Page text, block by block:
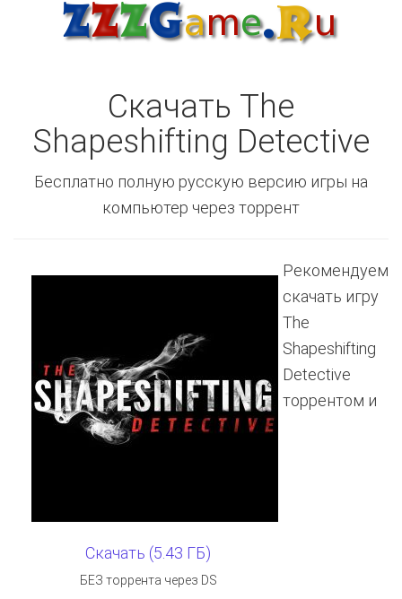
Скачать The
Shapeshifting Detective
Бесплатно полную русскую версию игры на
компьютер через торрент
Скачать (5.43 ГБ)
БЕЗ торрента через DS
Рекомендуем
скачать игру
The
Shapeshifting
Detective
торрентом и